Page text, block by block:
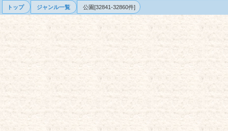
トップ ジャンル一覧 公園[32841-32860件]